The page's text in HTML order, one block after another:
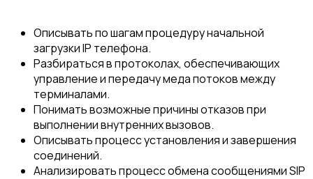
Описывать по шагам процедуру начальной
загрузки IP телефона.
Разбираться в протоколах, обеспечивающих
управление и передачу меда потоков между
терминалами.
Понимать возможные причины отказов при
выполнении внутренних вызовов.
Описывать процесс установления и завершения
соединений.
Анализировать процесс обмена сообщениями SIP